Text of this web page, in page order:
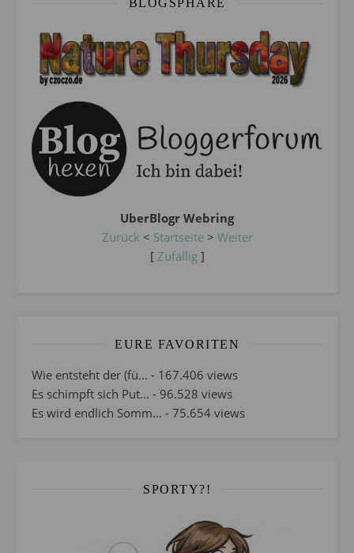
BLOGSPHÄRE
UberBlogr Webring
Zurück < Startseite> Weiter
[ Zufällig]
EURE FAVORITEN
Wie entsteht der (fü... - 167.406 views
Es schimpft sich Put... - 96.528 views
Es wird endlich Somm... - 75.654 views
SPORTY?!